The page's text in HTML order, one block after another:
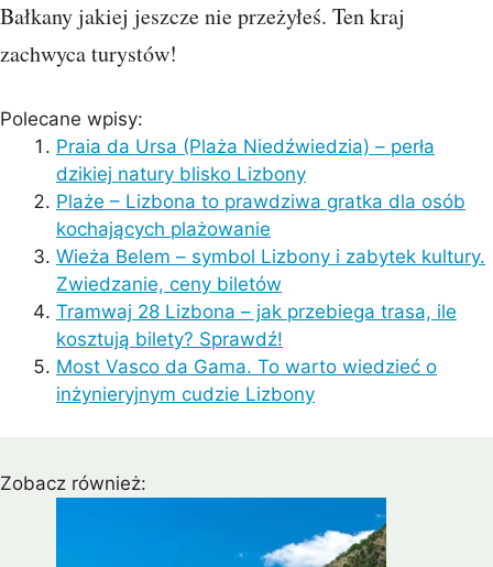
Bałkany jakiej jeszcze nie przeżyłeś. Ten kraj
zachwyca turystów!
Polecane wpisy:
Praia da Ursa (Plaża Niedźwiedzia) – perła
dzikiej natury blisko Lizbony
Plaże – Lizbona to prawdziwa gratka dla osób
kochających plażowanie
Wieża Belem – symbol Lizbony i zabytek kultury.
Zwiedzanie, ceny biletów
Tramwaj 28 Lizbona – jak przebiega trasa, ile
kosztują bilety? Sprawdź!
Most Vasco da Gama. To warto wiedzieć o
inżynieryjnym cudzie Lizbony
Zobacz również: